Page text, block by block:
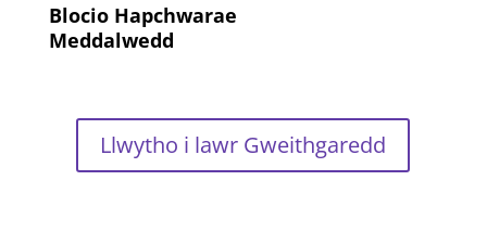
Blocio Hapchwarae
Meddalwedd
Llwytho i lawr Gweithgaredd